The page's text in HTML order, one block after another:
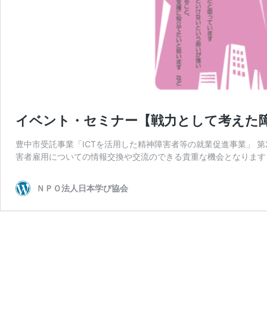
イベント・セミナー【戦力として考えた
豊中市受託事業「ICTを活用した精神障害者等の就業促進事業」
害者雇用についての情報交換や交流のできる貴重な機会となりま
ＮＰＯ法人日本学び協会